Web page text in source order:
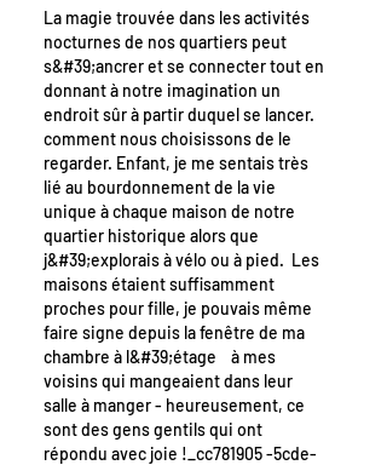
La magie trouvée dans les activités
nocturnes de nos quartiers peut
s&#39;ancrer et se connecter tout en
donnant à notre imagination un
endroit sûr à partir duquel se lancer.
comment nous choisissons de le
regarder. Enfant, je me sentais très
lié au bourdonnement de la vie
unique à chaque maison de notre
quartier historique alors que
j&#39;explorais à vélo ou à pied. Les
maisons étaient suffisamment
proches pour fille, je pouvais même
faire signe depuis la fenêtre de ma
chambre à l&#39;étage à mes
voisins qui mangeaient dans leur
salle à manger - heureusement, ce
sont des gens gentils qui ont
répondu avec joie !_cc781905 -5cde-